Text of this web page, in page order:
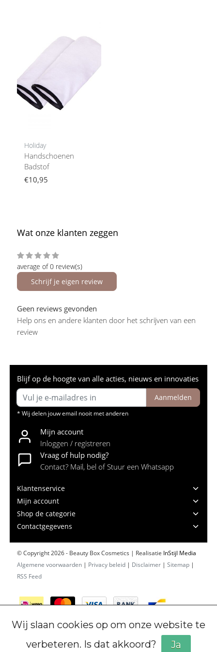
Holiday
Handschoenen
Badstof
€10,95
Wat onze klanten zeggen
average of 0 review(s)
Schrijf je eigen review
Geen reviews gevonden
Help ons en andere klanten door het schrijven van een
review
Blijf op de hoogte van alle acties, nieuws en innovaties
Aanmelden
* Wij delen jouw email nooit met anderen
Mijn account
Inloggen / registreren
Vraag of hulp nodig?
Contact? Mail, bel of Stuur een Whatsapp
Klantenservice
Mijn account
Shop de categorie
Contactgegevens
© Copyright 2026 - Beauty Box Cosmetics | Realisatie InStijl Media
Algemene voorwaarden | Privacy beleid | Disclaimer | Sitemap |
RSS Feed
Wij slaan cookies op om onze website te
verbeteren. Is dat akkoord?
Ja